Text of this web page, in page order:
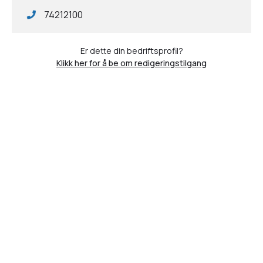
74212100
Er dette din bedriftsprofil?
Klikk her for å be om redigeringstilgang